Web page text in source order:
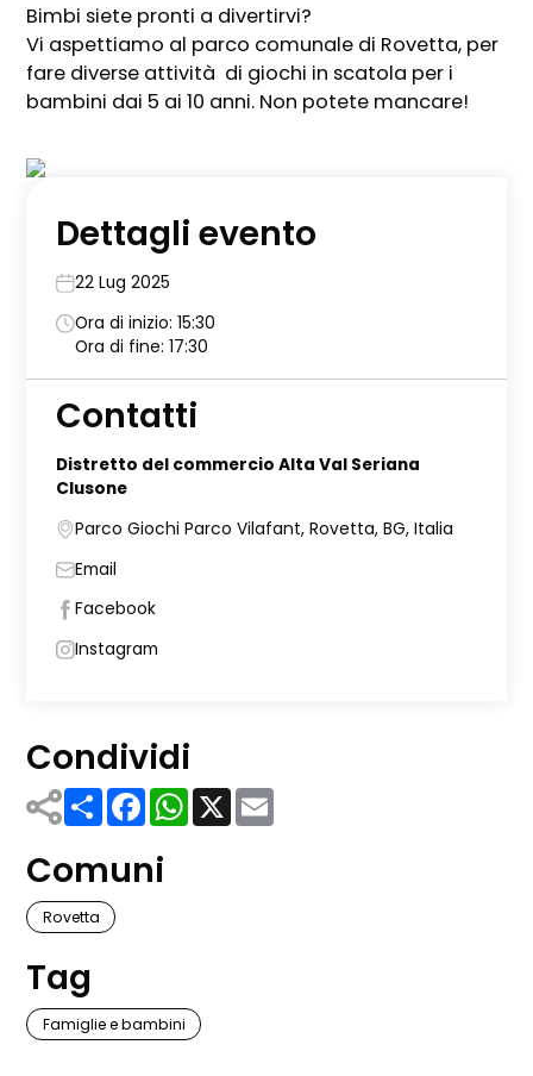
Bimbi siete pronti a divertirvi?
Vi aspettiamo al parco comunale di Rovetta, per
fare diverse attività di giochi in scatola per i
bambini dai 5 ai 10 anni. Non potete mancare!
Dettagli evento
22 Lug 2025
Ora di inizio: 15:30
Ora di fine: 17:30
Contatti
Distretto del commercio Alta Val Seriana
Clusone
Parco Giochi Parco Vilafant, Rovetta, BG, Italia
Email
Facebook
Instagram
Condividi
ShareFacebook
WhatsApp
X
Comuni
Rovetta
Tag
Famiglie e bambini